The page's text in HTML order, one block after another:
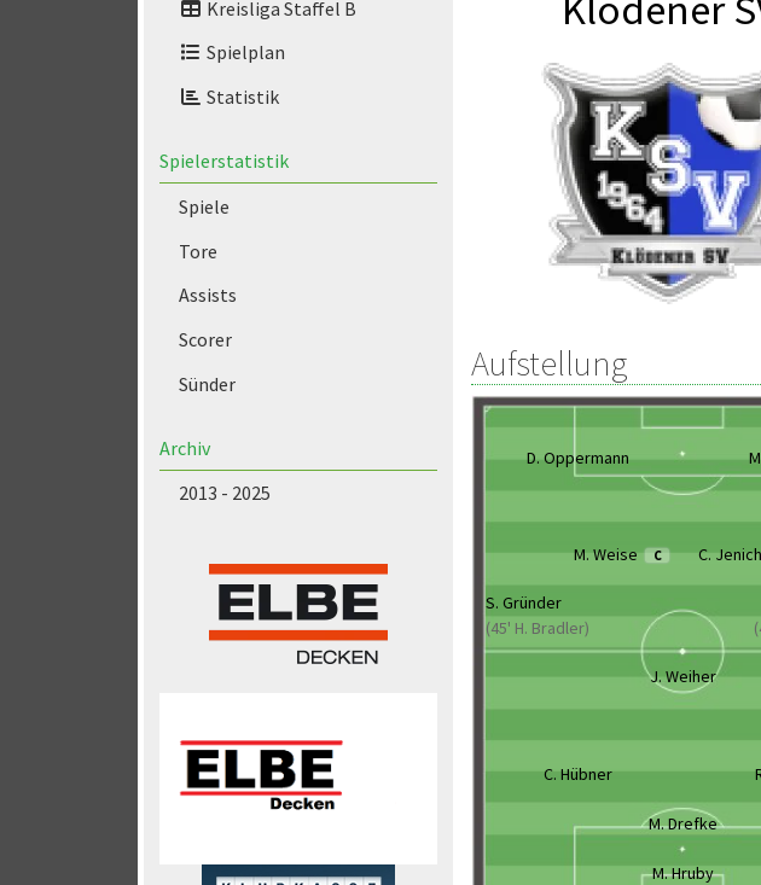
Kreisliga Staffel B
Spielplan
Statistik
Spielerstatistik
Spiele
Tore
Assists
Scorer
Sünder
Archiv
2013 - 2025
Aufstellung
D. Oppermann
M. Weise C C.
S. Gründer
(45' H. Bradler)
J. Weiher
C. Hübner
M. Drefke
M. Hruby